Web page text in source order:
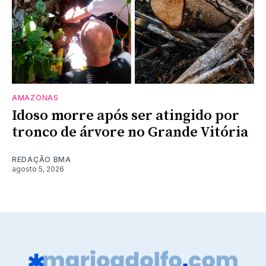
AMAZONAS
Idoso morre após ser atingido por
tronco de árvore no Grande Vitória
REDAÇÃO BMA
agosto 5, 2026